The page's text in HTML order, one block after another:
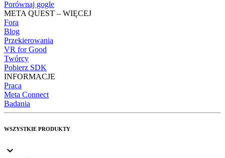
Porównaj gogle
META QUEST – WIĘCEJ
Fora
Blog
Przekierowania
VR for Good
Twórcy
Pobierz SDK
INFORMACJE
Praca
Meta Connect
Badania
WSZYSTKIE PRODUKTY